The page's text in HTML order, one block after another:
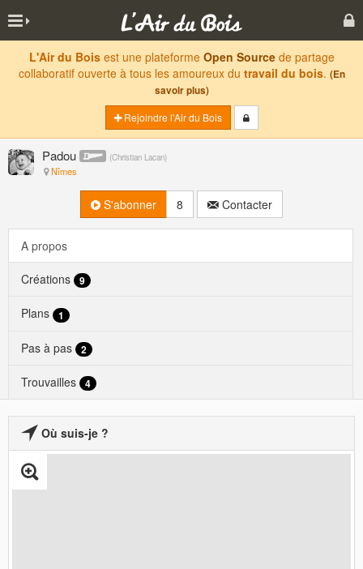
L'Air du Boisest une plateforme Open Sourcede partage
collaboratif ouverte à tous les amoureux du travail du bois. (En
savoir plus)
Rejoindre l'Air du Bois
Padou (Christian Lacan)
Nîmes
S'abonner 8 Contacter
A propos
Créations 9
Plans 1
Pas à pas 2
Trouvailles 4
Où suis-je ?